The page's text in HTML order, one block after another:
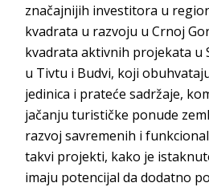
značajnijih investitora u
kvadrata u razvoju u Crnoj
kvadrata aktivnih projekata u
u Tivtu i Budvi, koji
jedinica i prateće sadržaje,
jačanju turističke ponude
razvoj savremenih i
takvi projekti, kako je
imaju potencijal da dodatno